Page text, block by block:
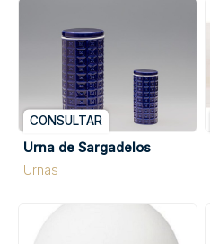
Urna de Sargadelos
Urnas
CONSULTAR